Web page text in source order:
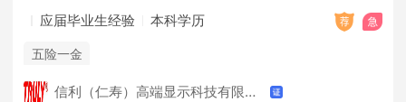
应届毕业生经验 本科学历
五险一金
信利（仁寿）高端显示科技有限公司